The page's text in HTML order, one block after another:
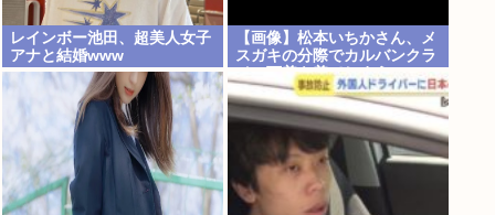
レインボー池田、超美人女子
アナと結婚www
【画像】松本いちかさん、メ
スガキの分際でカルバンクラ
イン下着を着てしまうwww